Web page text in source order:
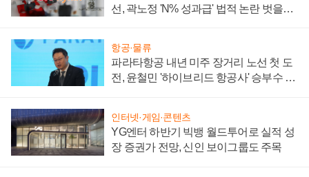
선, 곽노정 'N% 성과급' 법적 논란 벗을지
항공·물류
파라타항공 내년 미주 장거리 노선 첫 도
전, 윤철민 '하이브리드 항공사' 승부수 통
인터넷·게임·콘텐츠
YG엔터 하반기 빅뱅 월드투어로 실적 성
장 증권가 전망, 신인 보이그룹도 주목